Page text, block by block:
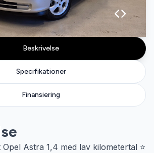
Specifikationer
Beskrivelse
Finansiering
Opel Astra 1,4 med lav kilometertal ⭐